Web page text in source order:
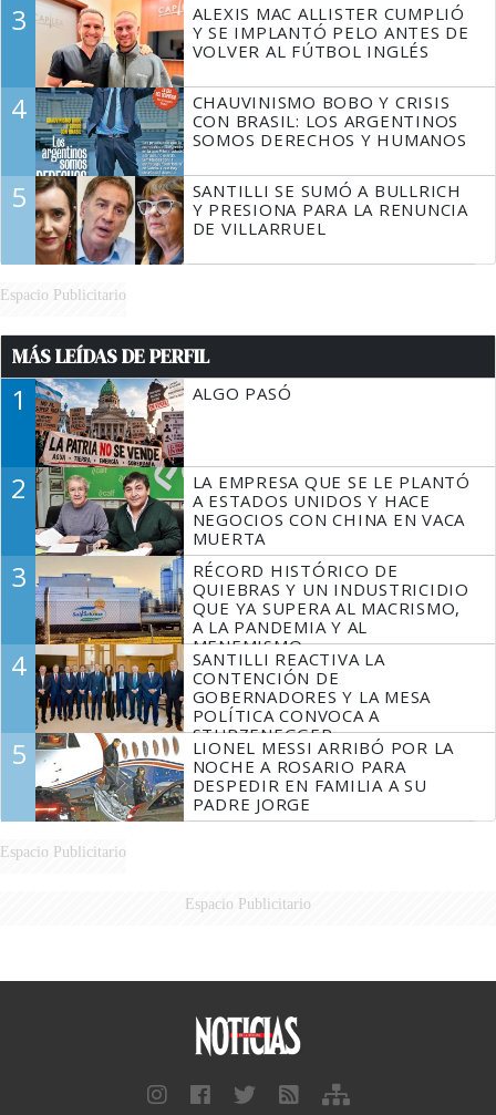
3
ALEXIS MAC ALLISTER CUMPLIÓ
Y SE IMPLANTÓ PELO ANTES DE
VOLVER AL FÚTBOL INGLÉS
4
CHAUVINISMO BOBO Y CRISIS
CON BRASIL: LOS ARGENTINOS
SOMOS DERECHOS Y HUMANOS
5
SANTILLI SE SUMÓ A BULLRICH
Y PRESIONA PARA LA RENUNCIA
DE VILLARRUEL
Espacio Publicitario
MÁS LEÍDAS DE PERFIL
1 ALGO PASÓ
2
LA EMPRESA QUE SE LE PLANTÓ
A ESTADOS UNIDOS Y HACE
NEGOCIOS CON CHINA EN VACA
MUERTA
3
RÉCORD HISTÓRICO DE
QUIEBRAS Y UN INDUSTRICIDIO
QUE YA SUPERA AL MACRISMO,
A LA PANDEMIA Y AL
MENEMISMO
4
SANTILLI REACTIVA LA
CONTENCIÓN DE
GOBERNADORES Y LA MESA
POLÍTICA CONVOCA A
STURZENEGGER
5
LIONEL MESSI ARRIBÓ POR LA
NOCHE A ROSARIO PARA
DESPEDIR EN FAMILIA A SU
PADRE JORGE
Espacio Publicitario
Espacio Publicitario